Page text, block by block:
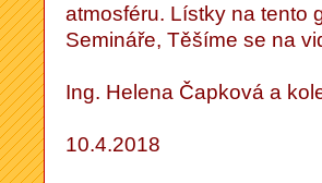
atmosféru. Lístky na tento
Semináře, Těšíme se na
Ing. Helena Čapková a
10.4.2018